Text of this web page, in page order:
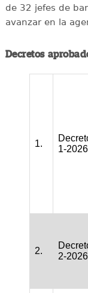
de 32 jefes de
avanzar en la
Decretos
1.
1-2026
2.
2-2026